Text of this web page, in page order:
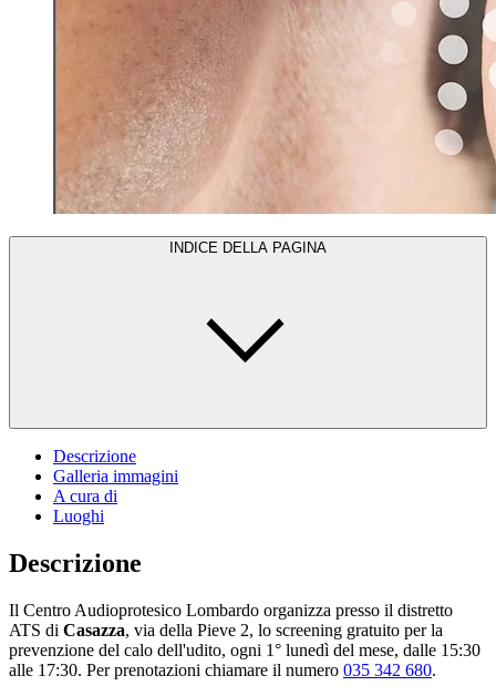
INDICE DELLA PAGINA
Descrizione
Galleria immagini
A cura di
Luoghi
Descrizione
Il Centro Audioprotesico Lombardo organizza presso il distretto
ATS di Casazza, via della Pieve 2, lo screening gratuito per la
prevenzione del calo dell'udito, ogni 1° lunedì del mese, dalle 15:30
alle 17:30. Per prenotazioni chiamare il numero 035 342 680.